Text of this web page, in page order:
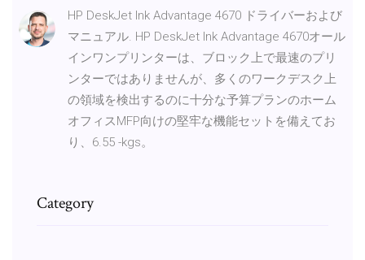
HP DeskJet Ink Advantage 4670 ドライバーおよび
マニュアル. HP DeskJet Ink Advantage 4670オール
インワンプリンターは、ブロック上で最速のプリ
ンターではありませんが、多くのワークデスク上
の領域を検出するのに十分な予算プランのホーム
オフィスMFP向けの堅牢な機能セットを備えてお
り、6.55 -kgs。
Category